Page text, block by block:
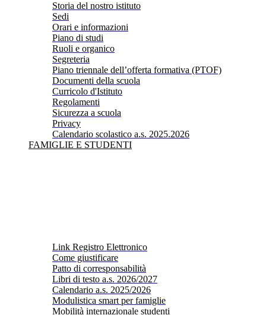
Storia del nostro istituto
Sedi
Orari e informazioni
Piano di studi
Ruoli e organico
Segreteria
Piano triennale dell’offerta formativa (PTOF)
Documenti della scuola
Curricolo d'Istituto
Regolamenti
Sicurezza a scuola
Privacy
Calendario scolastico a.s. 2025.2026
FAMIGLIE E STUDENTI
Link Registro Elettronico
Come giustificare
Patto di corresponsabilità
Libri di testo a.s. 2026/2027
Calendario a.s. 2025/2026
Modulistica smart per famiglie
Mobilità internazionale studenti